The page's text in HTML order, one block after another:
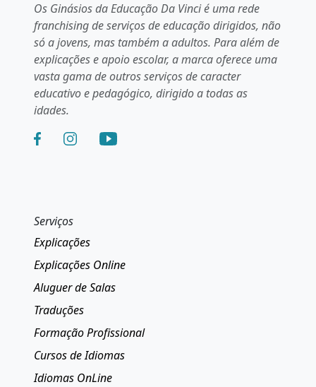
Os Ginásios da Educação Da Vinci é uma rede
franchising de serviços de educação dirigidos, não
só a jovens, mas também a adultos. Para além de
explicações e apoio escolar, a marca oferece uma
vasta gama de outros serviços de caracter
educativo e pedagógico, dirigido a todas as
idades.
Serviços
Explicações
Explicações Online
Aluguer de Salas
Traduções
Formação Profissional
Cursos de Idiomas
Idiomas OnLine